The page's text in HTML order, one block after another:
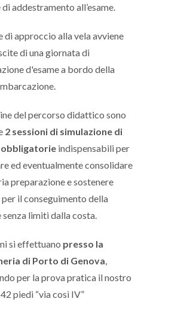
addestramento all’esame.
di approccio alla vela avviene
di una giornata di
d'esame a bordo della
del percorso didattico sono
2 sessioni di simulazione di
obbligatorie indispensabili per
ed eventualmente consolidare
preparazione e sostenere
per il conseguimento della
limiti dalla costa.
si effettuano presso la
di Porto di Genova
per la prova pratica il nostro
piedi “via così IV”